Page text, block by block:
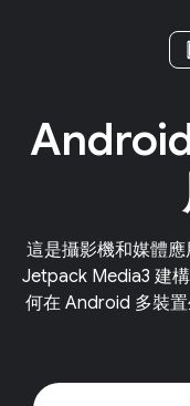
這是攝影機和媒體
Jetpack Media3 建
何在 Android 多裝